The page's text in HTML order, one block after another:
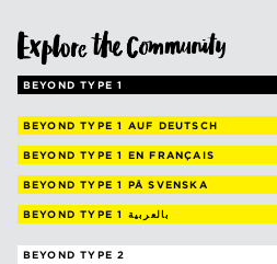
BEYOND TYPE 1
BEYOND TYPE 1 AUF DEUTSCH
BEYOND TYPE 1 EN FRANÇAIS
BEYOND TYPE 1 PÅ SVENSKA
BEYOND TYPE 1 بالعربية
BEYOND TYPE 2